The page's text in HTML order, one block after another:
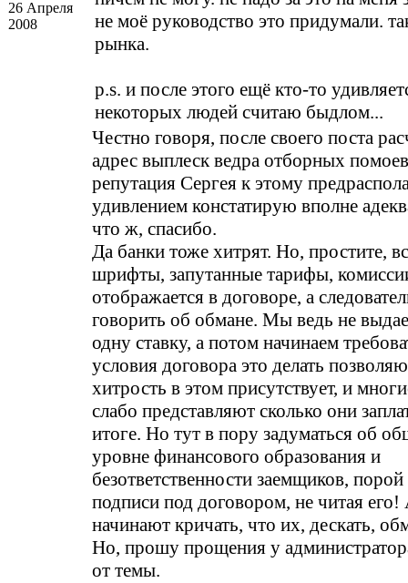
26 Апреля
2008
не моё руководство это придумали.
рынка.
p.s. и после этого ещё кто-то
некоторых людей считаю быдлом...
Честно говоря, после своего поста
адрес выплеск ведра отборных
репутация Сергея к этому
удивлением констатирую вполне
что ж, спасибо.
Да банки тоже хитрят. Но, простите,
шрифты, запутанные тарифы,
отображается в договоре, а
говорить об обмане. Мы ведь не
одну ставку, а потом начинаем
условия договора это делать
хитрость в этом присутствует, и
слабо представляют сколько они
итоге. Но тут в пору задуматься об
уровне финансового образования и
безответственности заемщиков,
подписи под договором, не читая
начинают кричать, что их, дескать,
Но, прошу прощения у
от темы.